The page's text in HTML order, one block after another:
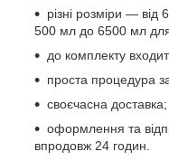
різні розміри —
500 мл до 6500 мл
до комплекту
проста процедура
своєчасна доставка;
оформлення та
впродовж 24 годин.